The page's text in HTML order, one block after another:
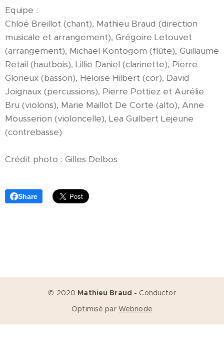
Equipe :
Chloé Breillot (chant), Mathieu Braud (direction
musicale et arrangement), Grégoire Letouvet
(arrangement), Michael Kontogom (flûte), Guillaume
Retail (hautbois), Lillie Daniel (clarinette), Pierre
Glorieux (basson), Heloise Hilbert (cor), David
Joignaux (percussions), Pierre Pottiez et Aurélie
Bru (violons), Marie Maillot De Corte (alto), Anne
Mousserion (violoncelle), Lea Guilbert Lejeune
(contrebasse)
Crédit photo : Gilles Delbos
Share
© 2020 Mathieu Braud - Conductor
Optimisé par Webnode